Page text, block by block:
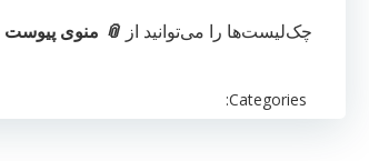
چک‌لیست‌ها را می‌توانید از 📎 منوی پیوست
Categories: